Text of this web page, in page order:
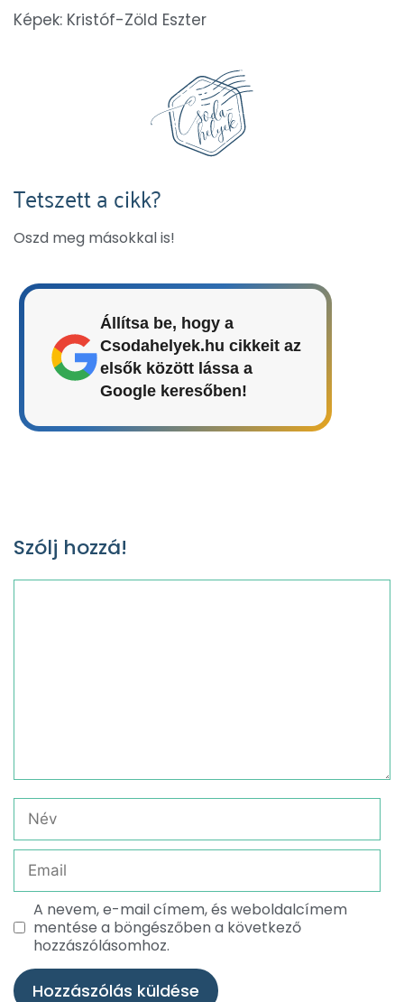
Képek: Kristóf-Zöld Eszter
Tetszett a cikk?
Oszd meg másokkal is!
Állítsa be, hogy a
Csodahelyek.hu cikkeit az
elsők között lássa a
Google keresőben!
Szólj hozzá!
A nevem, e-mail címem, és weboldalcímem
mentése a böngészőben a következő
hozzászólásomhoz.